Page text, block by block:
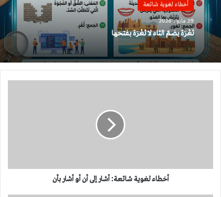
أخطاء لغوية شائعة
29 مايو، 2026
ثُغْرَة بضمّ الثاء لا ثَغْرَة بفتحها
بأن
أخطاء لغوية شائعة: أشار إلى أن أو أشار بأن